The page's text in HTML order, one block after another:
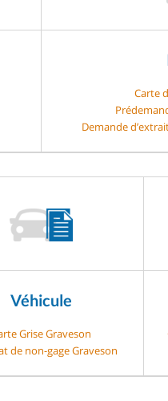
Carte
Demande
Véhicule
Grise Graveson
de non-gage Graveson